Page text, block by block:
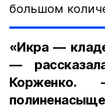
большом
«Икра —
—